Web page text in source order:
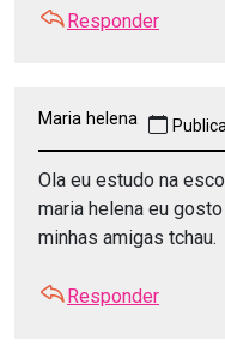
Responder
Maria helena
Ola eu estudo na
maria helena eu
minhas amigas tchau.
Responder